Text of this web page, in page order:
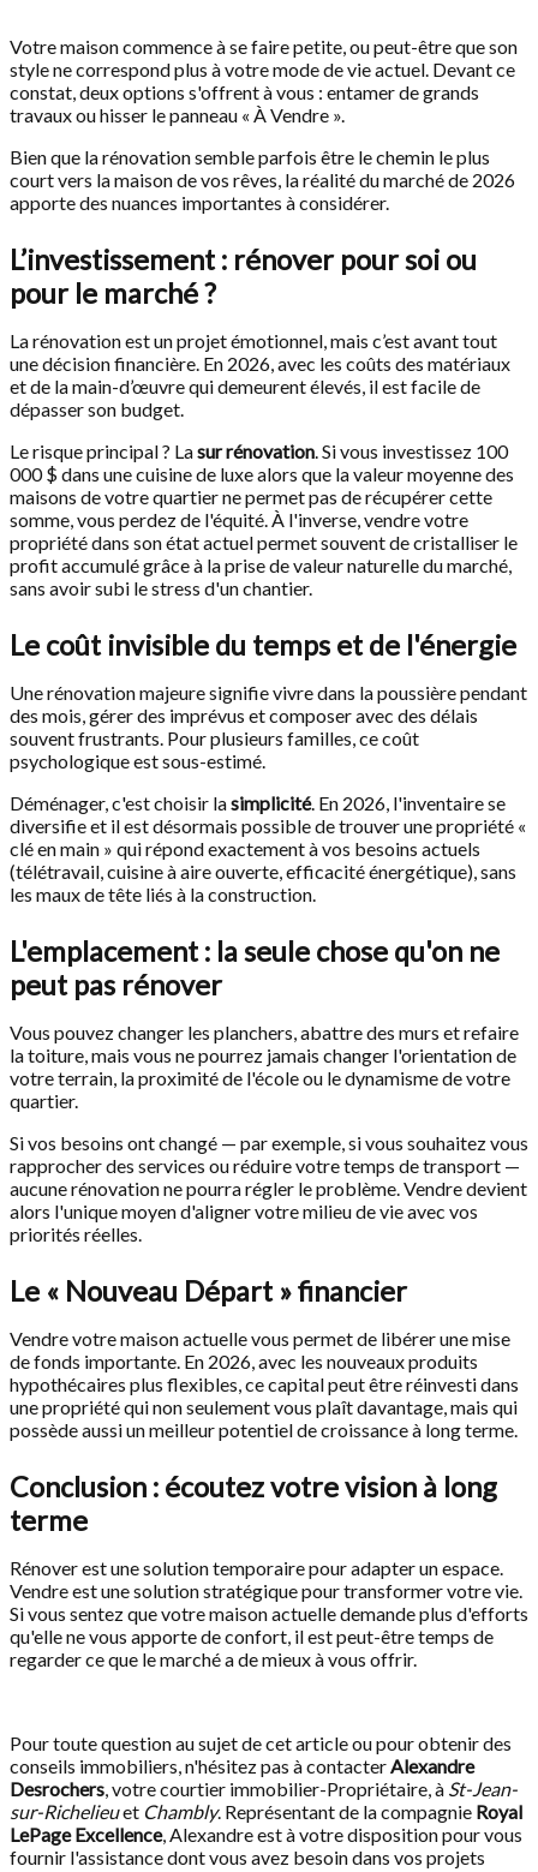
Votre maison commence à se faire petite, ou peut-être que son
style ne correspond plus à votre mode de vie actuel. Devant ce
constat, deux options s'offrent à vous : entamer de grands
travaux ou hisser le panneau « À Vendre ».
Bien que la rénovation semble parfois être le chemin le plus
court vers la maison de vos rêves, la réalité du marché de 2026
apporte des nuances importantes à considérer.
L’investissement : rénover pour soi ou
pour le marché ?
La rénovation est un projet émotionnel, mais c’est avant tout
une décision financière. En 2026, avec les coûts des matériaux
et de la main-d’œuvre qui demeurent élevés, il est facile de
dépasser son budget.
Le risque principal ? Lasur rénovation. Si vous investissez 100
000 $ dans une cuisine de luxe alors que la valeur moyenne des
maisons de votre quartier ne permet pas de récupérer cette
somme, vous perdez de l'équité. À l'inverse, vendre votre
propriété dans son état actuel permet souvent de cristalliser le
profit accumulé grâce à la prise de valeur naturelle du marché,
sans avoir subi le stress d'un chantier.
Le coût invisible du temps et de l'énergie
Une rénovation majeure signifie vivre dans la poussière pendant
des mois, gérer des imprévus et composer avec des délais
souvent frustrants. Pour plusieurs familles, ce coût
psychologique est sous-estimé.
Déménager, c'est choisir lasimplicité. En 2026, l'inventaire se
diversifie et il est désormais possible de trouver une propriété «
clé en main » qui répond exactement à vos besoins actuels
(télétravail, cuisine à aire ouverte, efficacité énergétique), sans
les maux de tête liés à la construction.
L'emplacement : la seule chose qu'on ne
peut pas rénover
Vous pouvez changer les planchers, abattre des murs et refaire
la toiture, mais vous ne pourrez jamais changer l'orientation de
votre terrain, la proximité de l'école ou le dynamisme de votre
quartier.
Si vos besoins ont changé — par exemple, si vous souhaitez vous
rapprocher des services ou réduire votre temps de transport —
aucune rénovation ne pourra régler le problème. Vendre devient
alors l'unique moyen d'aligner votre milieu de vie avec vos
priorités réelles.
Le « Nouveau Départ » financier
Vendre votre maison actuelle vous permet de libérer une mise
de fonds importante. En 2026, avec les nouveaux produits
hypothécaires plus flexibles, ce capital peut être réinvesti dans
une propriété qui non seulement vous plaît davantage, mais qui
possède aussi un meilleur potentiel de croissance à long terme.
Conclusion : écoutez votre vision à long
terme
Rénover est une solution temporaire pour adapter un espace.
Vendre est une solution stratégique pour transformer votre vie.
Si vous sentez que votre maison actuelle demande plus d'efforts
qu'elle ne vous apporte de confort, il est peut-être temps de
regarder ce que le marché a de mieux à vous offrir.
Pour toute question au sujet de cet article ou pour obtenir des
conseils immobiliers, n'hésitez pas à contacterAlexandre
Desrochers, votre courtier immobilier-Propriétaire, à St-Jean-
sur-Richelieuet Chambly. Représentant de la compagnie Royal
LePage Excellence, Alexandre est à votre disposition pour vous
fournir l'assistance dont vous avez besoin dans vos projets